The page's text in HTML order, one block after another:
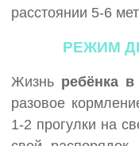
расстоянии 5-6
РЕЖИМ
Жизнь ребёнка
разовое
1-2 прогулки на